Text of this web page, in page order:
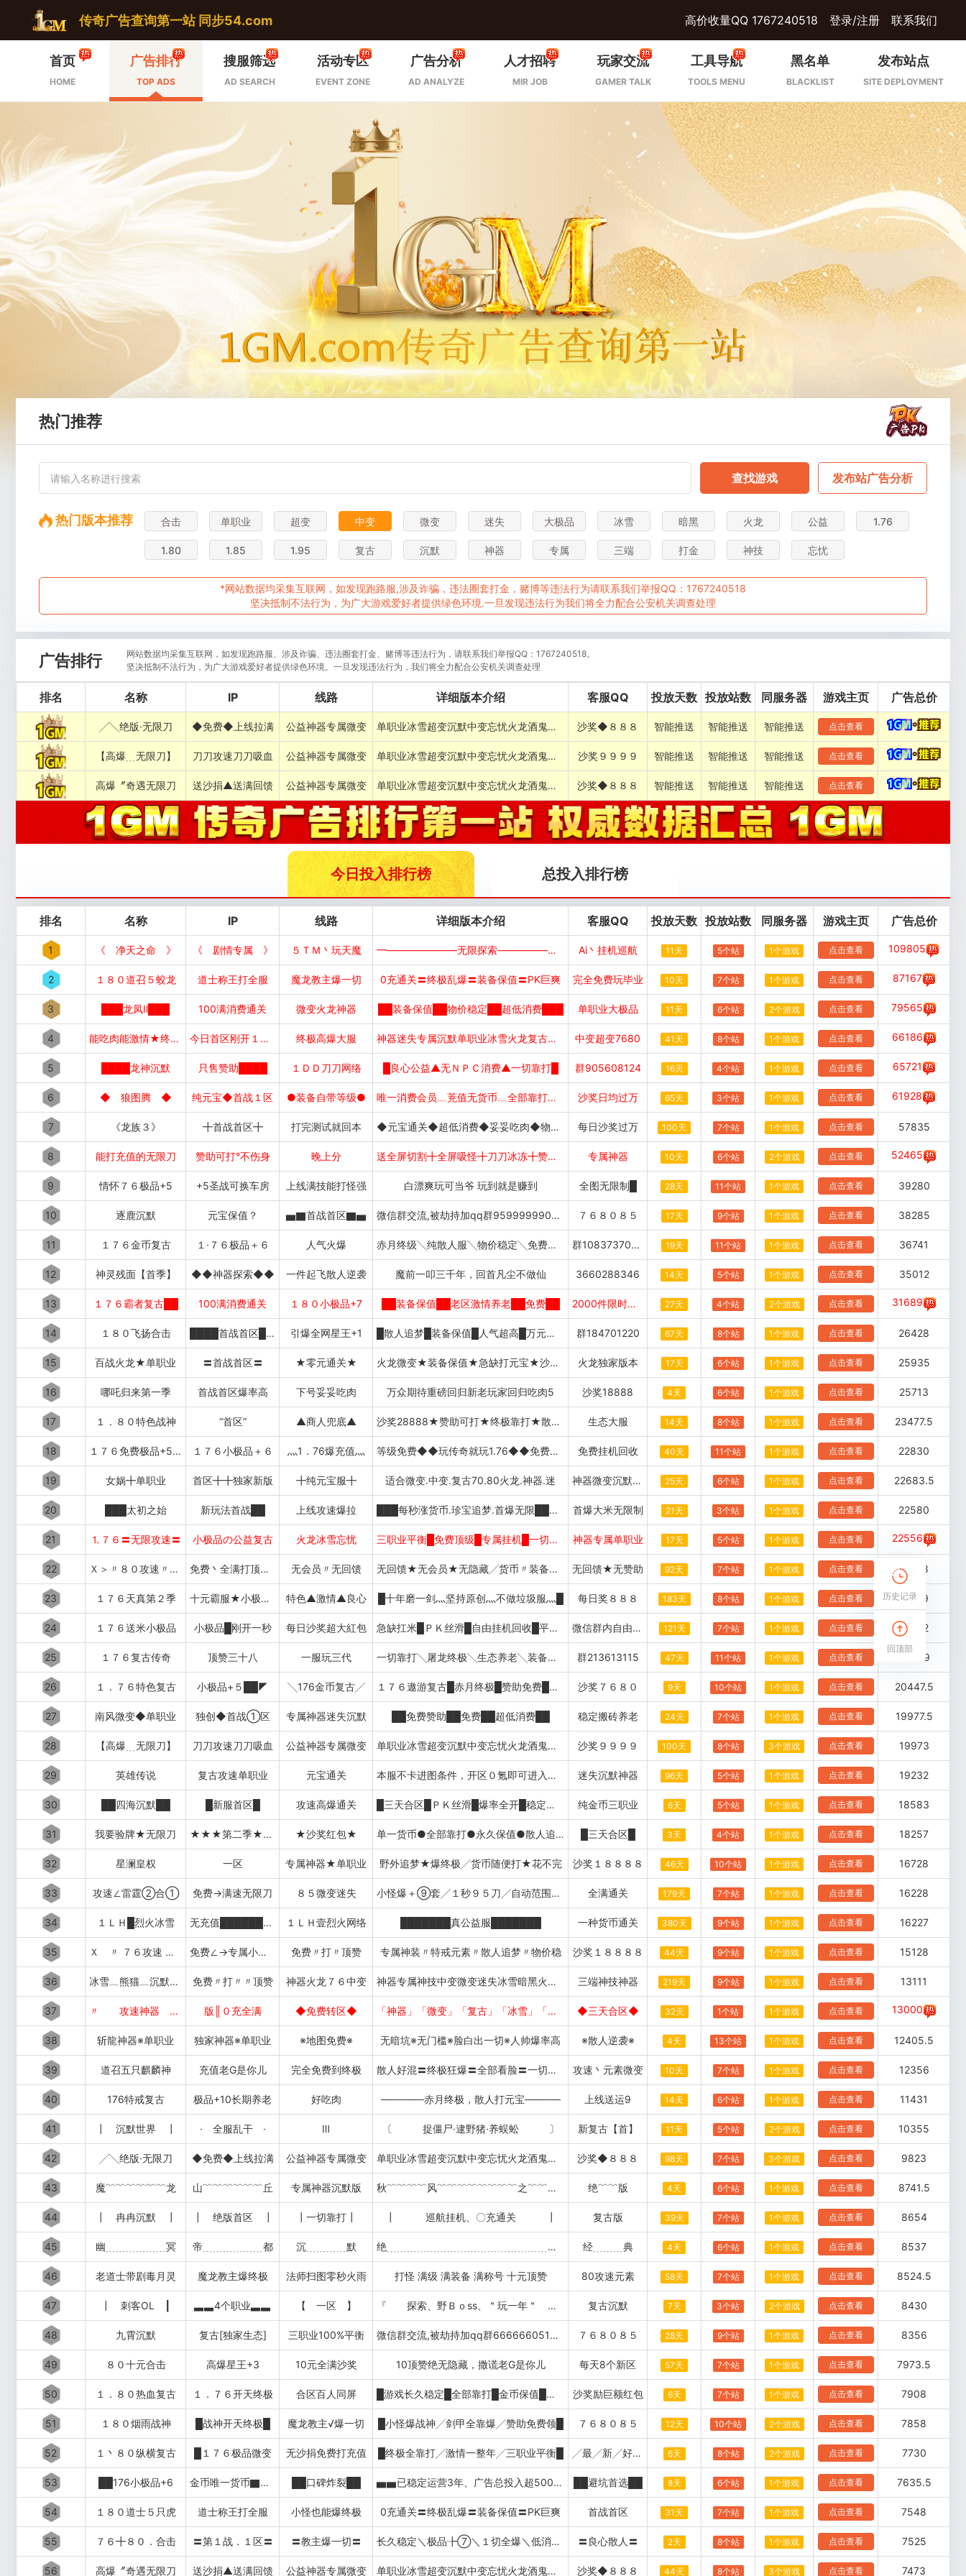
传奇广告查询第一站 同步54.com 高价收量QQ 1767240518 登录/注册 联系我们
首页
HOME
广告排行
TOP ADS
搜服筛选
AD SEARCH
活动专区
EVENT ZONE
广告分析
AD ANALYZE
人才招聘
MIR JOB
玩家交流
GAMER TALK
工具导航
TOOLS MENU
黑名单
BLACKLIST
发布站点
SITE DEPLOYMENT
热门推荐
查找游戏 发布站广告分析
热门版本推荐 合击 单职业 超变 中变 微变 迷失 大极品 冰雪 暗黑 火龙 公益 1.76
1.80 1.85 1.95 复古 沉默 神器 专属 三端 打金 神技 忘忧
*网站数据均采集互联网，如发现跑路服,涉及诈骗，违法圈套打金，赌博等违法行为请联系我们举报QQ：1767240518
坚决抵制不法行为，为广大游戏爱好者提供绿色环境.一旦发现违法行为我们将全力配合公安机关调查处理
广告排行
网站数据均采集互联网，如发现跑路服、涉及诈骗、违法圈套打金、赌博等违法行为，请联系我们举报QQ：1767240518。
坚决抵制不法行为，为广大游戏爱好者提供绿色环境。一旦发现违法行为，我们将全力配合公安机关调查处理
排名 名称 IP 线路 详细版本介绍 客服QQ 投放天数 投放站数 同服务器 游戏主页 广告总价
╱╲绝版·无限刀 ◆免费◆上线拉满 公益神器专属微变 单职业冰雪超变沉默中变忘忧火龙酒鬼暗黑768085 沙奖◆８８８ 智能推送 智能推送 智能推送 点击查看
【高爆﹍无限刀】 刀刀攻速刀刀吸血 公益神器专属微变 单职业冰雪超变沉默中变忘忧火龙酒鬼暗黑768085 沙奖９９９９ 智能推送 智能推送 智能推送 点击查看
高爆〞奇遇无限刀 送沙捐▲送满回馈 公益神器专属微变 单职业冰雪超变沉默中变忘忧火龙酒鬼暗黑768085 沙奖◆８８８ 智能推送 智能推送 智能推送 点击查看
今日投入排行榜 总投入排行榜
排名 名称 IP 线路 详细版本介绍 客服QQ 投放天数 投放站数 同服务器 游戏主页 广告总价
1 《 净天之命 》 《 剧情专属 》 ５ＴＭ丶玩天魔 ━———————无限探索———————━ Ai丶挂机巡航 11天 5个站 1个游戏 点击查看 109805
2 １８０道召５蛟龙 道士称王打全服 魔龙教主爆一切 0充通关〓终极乱爆〓装备保值〓PK巨爽 完全免费玩毕业 10天 7个站 1个游戏 点击查看 87167
3 ███龙凤Ⅱ███ 100满消费通关 微变火龙神器 ██装备保值██物价稳定██超低消费███ 单职业大极品 11天 6个站 2个游戏 点击查看 79565
4 能吃肉能激情★终极好打 今日首区刚开１秒１秒███ 终极高爆大服 神器迷失专属沉默单职业冰雪火龙复古神技 中变超变7680 41天 8个站 1个游戏 点击查看 66186
5 ████龙神沉默 只售赞助████ １ＤＤ刀刀网络 █良心公益▲无ＮＰＣ消费▲一切靠打█ 群905608124 16天 4个站 1个游戏 点击查看 65721
6 ◆ 狼图腾 ◆ 纯元宝◆首战１区 ●装备自带等级● 唯一消费会员﹏茺值无货币﹏全部靠打﹏吃肉 沙奖日均过万 65天 3个站 1个游戏 点击查看 61928
7 《龙族３》 ╋首战首区╋ 打完测试就回本 ◆元宝通关◆超低消费◆妥妥吃肉◆物价稳定◆ 每日沙奖过万 100天 7个站 1个游戏 点击查看 57835
8 能打充值的无限刀 赞助可打°不伤身 晚上分 送全屏切割╋全屏吸怪╋刀刀冰冻╋赞助直接领 专属神器 10天 6个站 2个游戏 点击查看 52465
9 情怀７６极品+5 +5圣战可换车房 上线满技能打怪强 白漂爽玩可当爷 玩到就是赚到 全图无限制█ 28天 11个站 1个游戏 点击查看 39280
10 逐鹿沉默 元宝保值？ ▅▇首战首区▇▅ 微信群交流,被劫持加qq群959999990下载 ７６８０８５ 17天 9个站 1个游戏 点击查看 38285
11 １７６金币复古 １·７６极品＋６ 人气火爆 赤月终级╲纯散人服╲物价稳定╲免费挂机 群1083737056 19天 11个站 1个游戏 点击查看 36741
12 神灵残面【首季】 ◆◆神器探索◆◆ 一件起飞散人逆袭 魔前一叩三千年，回首凡尘不做仙 3660288346 14天 5个站 1个游戏 点击查看 35012
13 １７６霸者复古██ 100满消费通关 １８０小极品+7 ██装备保值██老区激情养老██免费██ 2000件限时首爆 27天 4个站 2个游戏 点击查看 31689
14 １８０飞扬合击 ████首战首区████ 引爆全网星王+1 █散人追梦█装备保值█人气超高█万元沙奖 群184701220 67天 8个站 1个游戏 点击查看 26428
15 百战火龙★单职业 〓首战首区〓 ★零元通关★ 火龙微变★装备保值★急缺打元宝★沙奖红苞 火龙独家版本 17天 6个站 1个游戏 点击查看 25935
16 哪吒归来第一季 首战首区爆率高 下号妥妥吃肉 万众期待重磅回归新老玩家回归吃肉5 沙奖18888 4天 6个站 1个游戏 点击查看 25713
17 １．８０特色战神 “首区” ▲商人兜底▲ 沙奖28888★赞助可打★终极靠打★散人追梦★ 生态大服 14天 8个站 1个游戏 点击查看 23477.5
18 １７６免费极品+5〓道招猛虎〓 １７６小极品＋６ 灬1．76爆充值灬 等级免费◆◆玩传奇就玩1.76◆◆免费挂机 免费挂机回收 40天 11个站 1个游戏 点击查看 22830
19 女娲╋单职业 首区╋╋独家新版 ╋纯元宝服╋ 适合微变.中变.复古70.80火龙.神器.迷 神器微变沉默火龙 25天 6个站 1个游戏 点击查看 22683.5
20 ███太初之始 新玩法首战██ 上线攻速爆拉 ███每秒涨货币.珍宝追梦.首爆无限████████ 首爆大米无限制 21天 3个站 1个游戏 点击查看 22580
21 ⒈７６〓无限攻速〓 小极品の公益复古 火龙冰雪忘忧 三职业平衡█免费顶级█专属挂机█一切靠打 神器专属单职业 17天 5个站 1个游戏 点击查看 22556
22 Ｘ＞〃８０攻速〃＜Ｘ 免费丶全满打顶赞▂▃▅▇ 无会员〃无回馈 无回馈★无会员★无隐藏╱货币〃装备保值 无回馈★无赞助 92天 7个站 1个游戏 点击查看 21728
23 １７６天真第２季 十元霸服★小极品+７ 特色▲激情▲良心 █十年磨一剑灬坚持原创灬不做垃圾服灬█ 每日奖８８８ 183天 8个站 1个游戏 点击查看 21709
24 １７６送米小极品 小极品█刚开一秒 每日沙奖超大紅包 急缺扛米█ＰＫ丝滑█自由挂机回收█平衡不变态█ 微信群内自由买卖 121天 7个站 1个游戏 点击查看 21502
25 １７６复古传奇 顶赞三十八 一服玩三代 一切靠打╲屠龙终极╲生态养老╲装备保值 群213613115 47天 11个站 1个游戏 点击查看 20549
26 １．７６特色复古 小极品+５██◤ ╲176金币复古╱ １７６遨游复古█赤月终极█赞助免费█特色技能█送自动捡物挂机 沙奖７６８０ 9天 10个站 1个游戏 点击查看 20447.5
27 南风微变◆单职业 独创◆首战①区 专属神器迷失沉默 ██免费赞助██免费██超低消费██ 稳定搬砖养老 24天 7个站 1个游戏 点击查看 19977.5
28 【高爆﹍无限刀】 刀刀攻速刀刀吸血 公益神器专属微变 单职业冰雪超变沉默中变忘忧火龙酒鬼暗黑768085 沙奖９９９９ 100天 8个站 3个游戏 点击查看 19973
29 英雄传说 复古攻速单职业 元宝通关 本服不卡进图条件，开区０氪即可进入所有图 迷失沉默神器 96天 5个站 1个游戏 点击查看 19232
30 ██四海沉默██ █新服首区█ 攻速高爆通关 █三天合区█ＰＫ丝滑█爆率全开█稳定养老 纯金币三职业 6天 5个站 1个游戏 点击查看 18583
31 我要验牌★无限刀 ★★★第二季★★★ ★沙奖红包★ 单一货币●全部靠打●永久保值●散人追-通宵固顶 █三天合区█ 3天 4个站 1个游戏 点击查看 18257
32 星澜皇权 一区 专属神器★单职业 野外追梦★爆终极╱货币随便打★花不完 沙奖１８８８８ 46天 10个站 1个游戏 点击查看 16728
33 攻速∠雷霆②合① 免费→满速无限刀 ８５微变迷失 小怪爆＋⑨套╱１秒９５刀╱自动范围捡物 全满通关 179天 7个站 1个游戏 点击查看 16228
34 １ＬＨ█烈火冰雪 无充值████████████ １ＬＨ壹烈火网络 ███████真公益服███████ 一种货币通关 380天 9个站 1个游戏 点击查看 16227
35 Ｘ 〃 ７６攻速 〃 Ｘ 免费∠→专属小极品 免费〃打〃顶赞 专属神装〃特戒元素〃散人追梦〃物价稳 沙奖１８８８８ 44天 9个站 1个游戏 点击查看 15128
36 冰雪﹏熊猫﹏沉默﹏攻速 免费〃打〃〃顶赞 神器火龙７６中变 神器专属神技中变微变迷失冰雪暗黑火龙８０大极品 三端神技神器 219天 9个站 1个游戏 点击查看 13111
37 〃 攻速神器 〃 版║０充全满 ◆免费转区◆ 「神器」「微变」「复古」「冰雪」「攻速」 ◆三天合区◆ 32天 1个站 1个游戏 点击查看 13000
38 斩龍神器※单职业 独家神器※单职业 ※地图免费※ 无暗坑※无门槛※脸白出一切※人帅爆率高 ※散人逆袭※ 4天 13个站 1个游戏 点击查看 12405.5
39 道召五只麒麟神 充值老G是你儿 完全免费到终极 散人好混〓终极狂爆〓全部看脸〓一切靠打 攻速丶元素微变 10天 7个站 1个游戏 点击查看 12356
40 176特戒复古 极品+10长期养老 好吃肉 ──────赤月终极，散人打元宝───── 上线送运9 14天 6个站 1个游戏 点击查看 11431
41 ┃ 沉默世界 ┃ · 全服乱干 · Ⅲ 〔 捉僵尸·逮野猪·养蜈蚣 〕 新复古【首】 11天 5个站 2个游戏 点击查看 10355
42 ╱╲绝版·无限刀 ◆免费◆上线拉满 公益神器专属微变 单职业冰雪超变沉默中变忘忧火龙酒鬼暗黑768085 沙奖◆８８８ 98天 7个站 3个游戏 点击查看 9823
43 魔﹌﹌﹌﹌﹌﹌龙 山﹌﹌﹌﹌﹌﹌丘 专属神器沉默版 秋﹌﹌﹌﹌风﹌﹌﹌﹌﹌﹌﹌﹌之﹌﹌﹌﹌城 绝﹌﹌版 4天 6个站 1个游戏 点击查看 8741.5
44 ┃ 冉冉沉默 ┃ ┃ 绝版首区 ┃ ┃一切靠打┃ ┃ 巡航挂机、〇充通关 ┃ 复古版 39天 7个站 1个游戏 点击查看 8654
45 幽﹍﹍﹍﹍﹍﹍冥 帝﹍﹍﹍﹍﹍﹍都 沉﹍﹍﹍﹍默 绝﹍﹍﹍﹍﹍﹍﹍﹍﹍﹍﹍﹍﹍﹍﹍﹍﹍﹍版 经﹍﹍﹍典 4天 6个站 1个游戏 点击查看 8537
46 老道士带剧毒月灵 魔龙教主爆终极 法师扫图零秒火雨 打怪 满级 满装备 满称号 十元顶赞 80攻速元素 58天 7个站 1个游戏 点击查看 8524.5
47 ┃ 刺客OL ┃ ▃▃4个职业▃▃ 【 一区 】 『 探索、野Ｂｏss、＂玩一年＂ 』 复古沉默 7天 3个站 2个游戏 点击查看 8430
48 九霄沉默 复古[独家生态] 三职业100%平衡 微信群交流,被劫持加qq群666666051下载 ７６８０８５ 28天 9个站 1个游戏 点击查看 8356
49 ８０十元合击 高爆星王+3 10元全满沙奖 10顶赞绝无隐藏，撒谎老G是你儿 每天8个新区 57天 7个站 1个游戏 点击查看 7973.5
50 １．８０热血复古 １．７６开天终极 合区百人同屏 █游戏长久稳定█全部靠打█金币保值█百人攻城█ 沙奖励巨额红包 6天 7个站 1个游戏 点击查看 7908
51 １８０烟雨战神 █战神开天终极█ 魔龙教主√爆一切 █小怪爆战神╱剑甲全靠爆╱赞助免费领█ ７６８０８５ 12天 10个站 2个游戏 点击查看 7858
52 １丶８０纵横复古 █１７６极品微变 无沙捐免费打充值 █终极全靠打╱激情一整年╱三职业平衡█ ╱最╱新╱好╱玩╱版╱本 6天 8个站 2个游戏 点击查看 7730
53 ██176小极品+6 金币唯一货币▇▇▇▇▇▇ ██口碑炸裂██ ▅▅已稳定运营3年、广告总投入超500万▅▅ ██避坑首选██ 8天 6个站 1个游戏 点击查看 7635.5
54 １８０道士５只虎 道士称王打全服 小怪也能爆终极 0充通关〓终极乱爆〓装备保值〓PK巨爽 首战首区 31天 7个站 1个游戏 点击查看 7548
55 ７６╋８０．合击 〓第１战．１区〓 〓教主爆一切〓 长久稳定＼极品╊⑦＼１切全爆＼低消费＼散人耐玩＼０充下全图 〓良心散人〓 2天 8个站 1个游戏 点击查看 7525
56 高爆〞奇遇无限刀 送沙捐▲送满回馈 公益神器专属微变 单职业冰雪超变沉默中变忘忧火龙酒鬼暗黑768085 沙奖◆８８８ 44天 8个站 3个游戏 点击查看 7473
历史记录
回顶部